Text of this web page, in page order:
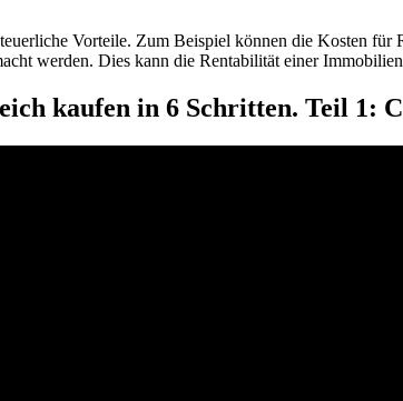
Vorteile. Zum Beispiel können die Kosten für
werden. Dies kann die Rentabilität einer
kaufen in 6 Schritten. Teil 1: